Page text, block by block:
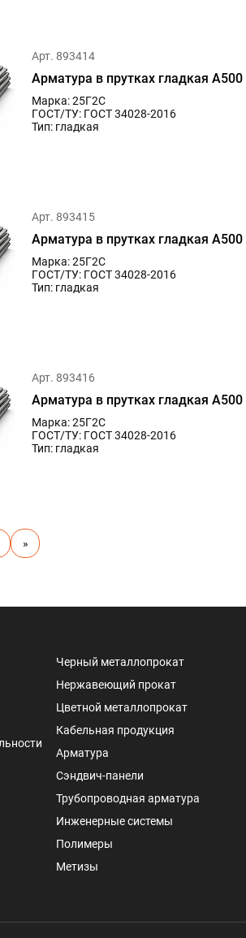
Арт. 893414
Арматура в прутках гладкая
Марка: 25Г2С
ГОСТ/ТУ: ГОСТ 34028-2016
Тип: гладкая
Арт. 893415
Арматура в прутках гладкая
Марка: 25Г2С
ГОСТ/ТУ: ГОСТ 34028-2016
Тип: гладкая
Арт. 893416
Арматура в прутках гладкая
Марка: 25Г2С
ГОСТ/ТУ: ГОСТ 34028-2016
Тип: гладкая
»
Черный металлопрокат
Нержавеющий прокат
Цветной металлопрокат
Кабельная продукция
Арматура
Сэндвич-панели
Трубопроводная арматура
Инженерные системы
Полимеры
Метизы